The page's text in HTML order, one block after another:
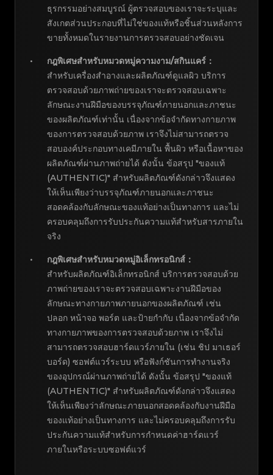
ธุรกรรมอย่างสมบูรณ์ ผู้ตรวจสอบของเราจะระบุและ
สังเกตส่วนประกอบที่ไม่ใช่ของแท้หรือชิ้นส่วนหลังการ
ขายทั้งหมดในรายงานการตรวจสอบอย่างชัดเจน
กฎพิเศษสำหรับหมวดหมู่ความงาม/สกินแคร์ ：
สำหรับเครื่องสำอางและผลิตภัณฑ์ดูแลผิว บริการ
ตรวจสอบด้วยภาพถ่ายของเราจะตรวจสอบเฉพาะ
ลักษณะงานฝีมือของบรรจุภัณฑ์ภายนอกและภาชนะ
ของผลิตภัณฑ์เท่านั้น เนื่องจากข้อจำกัดทางกายภาพ
ของการตรวจสอบด้วยภาพ เราจึงไม่สามารถตรวจ
สอบองค์ประกอบทางเคมีภายใน พื้นผิว หรือเนื้อหาของ
ผลิตภัณฑ์ผ่านภาพถ่ายได้ ดังนั้น ข้อสรุป "ของแท้
(AUTHENTIC)" สำหรับผลิตภัณฑ์ดังกล่าวจึงแสดง
ให้เห็นเพียงว่าบรรจุภัณฑ์ภายนอกและภาชนะ
สอดคล้องกับลักษณะของแท้อย่างเป็นทางการ และไม่
ครอบคลุมถึงการรับประกันความแท้สำหรับสารภายใน
จริง
กฎพิเศษสำหรับหมวดหมู่อิเล็กทรอนิกส์ ：
สำหรับผลิตภัณฑ์อิเล็กทรอนิกส์ บริการตรวจสอบด้วย
ภาพถ่ายของเราจะตรวจสอบเฉพาะงานฝีมือของ
ลักษณะทางกายภาพภายนอกของผลิตภัณฑ์ เช่น
ปลอก หน้าจอ พอร์ต และป้ายกำกับ เนื่องจากข้อจำกัด
ทางกายภาพของการตรวจสอบด้วยภาพ เราจึงไม่
สามารถตรวจสอบฮาร์ดแวร์ภายใน (เช่น ชิป มาเธอร์
บอร์ด) ซอฟต์แวร์ระบบ หรือฟังก์ชันการทำงานจริง
ของอุปกรณ์ผ่านภาพถ่ายได้ ดังนั้น ข้อสรุป "ของแท้
(AUTHENTIC)" สำหรับผลิตภัณฑ์ดังกล่าวจึงแสดง
ให้เห็นเพียงว่าลักษณะภายนอกสอดคล้องกับงานฝีมือ
ของแท้อย่างเป็นทางการ และไม่ครอบคลุมถึงการรับ
ประกันความแท้สำหรับการกำหนดค่าฮาร์ดแวร์
ภายในหรือระบบซอฟต์แวร์